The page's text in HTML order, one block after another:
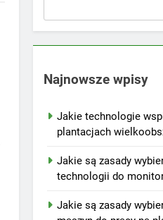
Najnowsze wpisy
Jakie technologie
plantacjach
Jakie są zasady
technologii do
Jakie są zasady